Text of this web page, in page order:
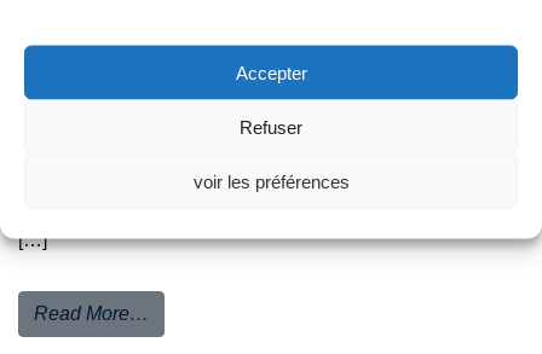
Accepter
Refuser
voir les préférences
[…]
Read More…